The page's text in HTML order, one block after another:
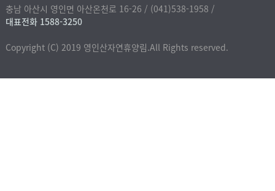
충남 아산시 영인면 아산온천로 16-26 / (041)538-1958 /
대표전화 1588-3250
Copyright (C) 2019 영인산자연휴양림.All Rights reserved.